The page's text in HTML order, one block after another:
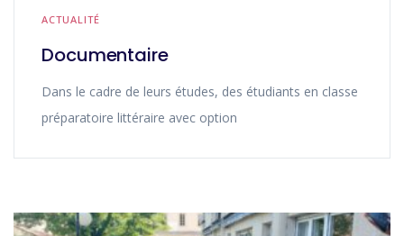
ACTUALITÉ
Documentaire
Dans le cadre de leurs études, des étudiants en classe
préparatoire littéraire avec option